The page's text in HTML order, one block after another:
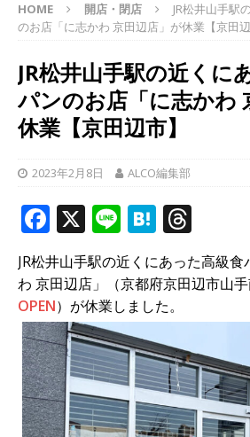
HOME 開店・閉店
JR松井山手駅
のお店「に志かわ 京田辺店」が休業【京田辺
JR松井山手駅の近くに
パンのお店「に志かわ
休業【京田辺市】
2023年2月8日 ALCO編集部
F
a
c
e
b
o
o
k
X Li
n
e
H
at
e
n
a
h
r
e
a
d
s
JR松井山手駅の近くにあった高級
わ 京田辺店」（京都府京田辺市山
OPEN）が休業しました。